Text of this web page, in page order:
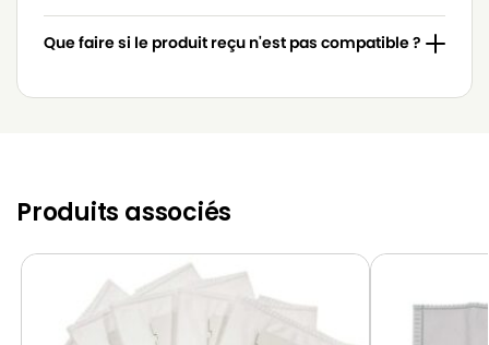
BLUEWIND
BLUEWIND V 3310
Que faire si le produit reçu n'est pas compatible ?
Produits associés